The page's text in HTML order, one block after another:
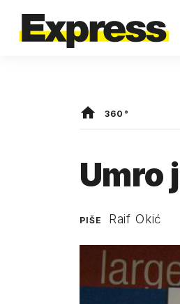
360°
Umro
PIŠE Raif Okić